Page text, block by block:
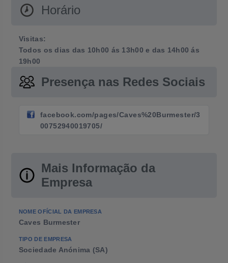
Horário
Visitas:
Todos os dias das 10h00 ás 13h00 e das 14h00 ás
19h00
Presença nas Redes Sociais
facebook.com/pages/Caves%20Burmester/3
00752940019705/
Mais Informação da
Empresa
NOME OFÍCIAL DA EMPRESA
Caves Burmester
TIPO DE EMPRESA
Sociedade Anónima (SA)